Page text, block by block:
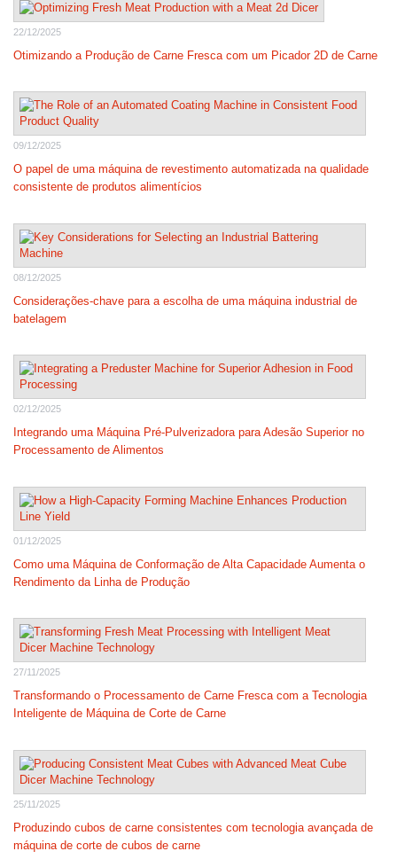
22/12/2025
Otimizando a Produção de Carne Fresca com um Picador 2D de Carne
09/12/2025
O papel de uma máquina de revestimento automatizada na qualidade
consistente de produtos alimentícios
08/12/2025
Considerações-chave para a escolha de uma máquina industrial de
batelagem
02/12/2025
Integrando uma Máquina Pré-Pulverizadora para Adesão Superior no
Processamento de Alimentos
01/12/2025
Como uma Máquina de Conformação de Alta Capacidade Aumenta o
Rendimento da Linha de Produção
27/11/2025
Transformando o Processamento de Carne Fresca com a Tecnologia
Inteligente de Máquina de Corte de Carne
25/11/2025
Produzindo cubos de carne consistentes com tecnologia avançada de
máquina de corte de cubos de carne